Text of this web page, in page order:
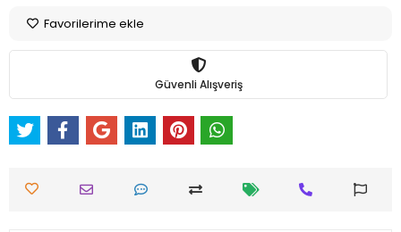
Favorilerime ekle
Güvenli Alışveriş